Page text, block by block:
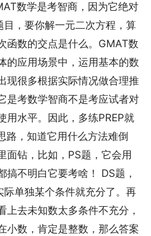
数学是考智商，因为它绝对
目，要你解一元二次方程，算
函数的交点是什么。GMAT数
的应用场景中，运用基本的数
现很多根据实际情况做合理推
是考数学智商不是考应试者对
用水平。因此，多练PREP就
路，知道它用什么方法难倒
面钻，比如，PS题，它会用
搞不明白它要考啥！ DS题，
单独某个条件就充分了。再
上去未知数太多条件不充分，
小数，肯定是整数，那么答案